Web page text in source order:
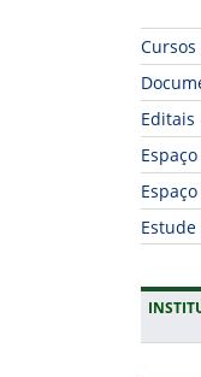
Cursos
Editais
Estude